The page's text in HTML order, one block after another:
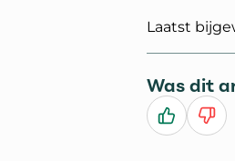
Laatst
Was dit
Ja Nee